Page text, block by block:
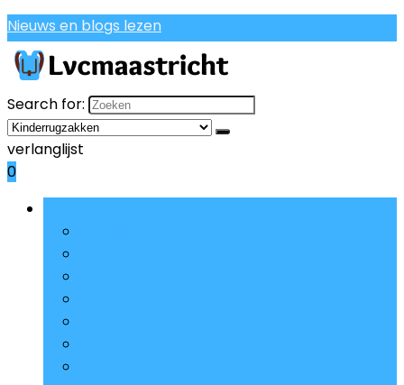
Nieuws en blogs lezen
Search for:
verlanglijst
0